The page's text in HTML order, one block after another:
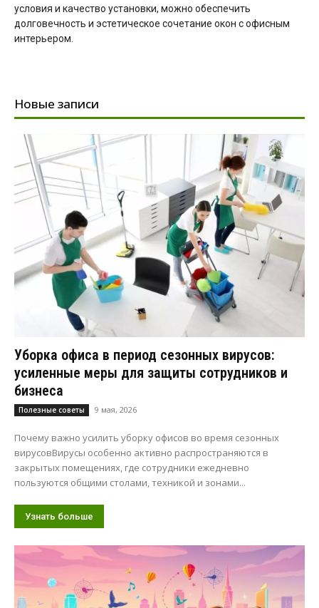
условия и качество установки, можно обеспечить
долговечность и эстетическое сочетание окон с офисным
интерьером.
Новые записи
Уборка офиса в период сезонных вирусов:
усиленные меры для защиты сотрудников и
бизнеса
Полезные советы 9 мая, 2026
Почему важно усилить уборку офисов во время сезонных
вирусовВирусы особенно активно распространяются в
закрытых помещениях, где сотрудники ежедневно
пользуются общими столами, техникой и зонами...
Узнать больше